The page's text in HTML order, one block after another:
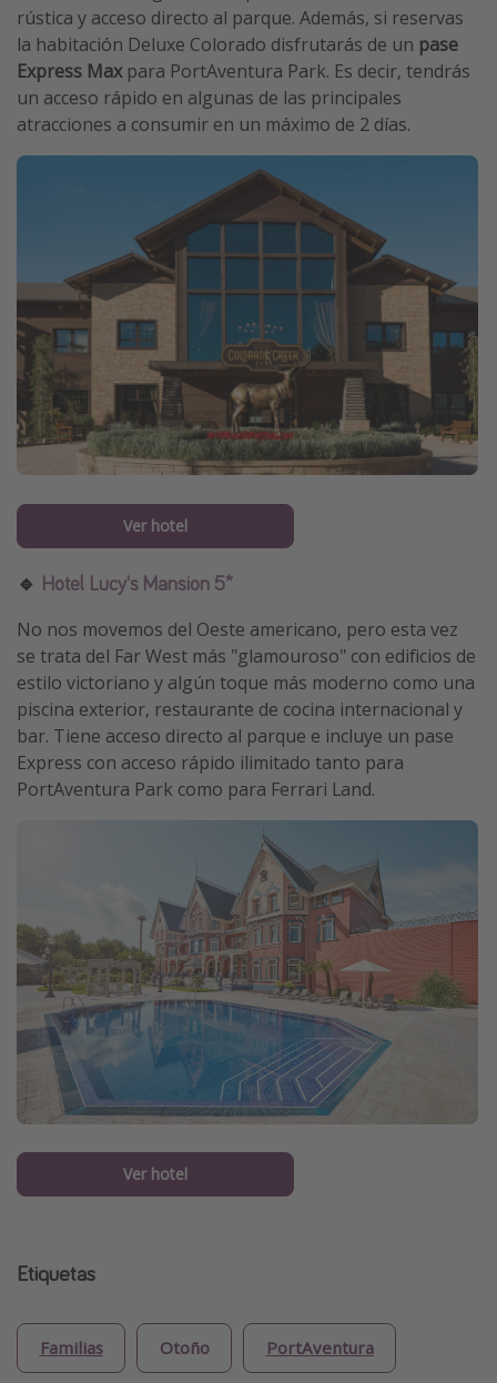
rústica y acceso directo al parque. Además, si reservas
la habitación Deluxe Colorado disfrutarás de un pase
Express Maxpara PortAventura Park. Es decir, tendrás
un acceso rápido en algunas de las principales
atracciones a consumir en un máximo de 2 días.
Ver hotel
🔹 Hotel Lucy's Mansion 5*
No nos movemos del Oeste americano, pero esta vez
se trata del Far West más "glamouroso" con edificios de
estilo victoriano y algún toque más moderno como una
piscina exterior, restaurante de cocina internacional y
bar. Tiene acceso directo al parque e incluye un pase
Express con acceso rápido ilimitado tanto para
PortAventura Park como para Ferrari Land.
Ver hotel
Etiquetas
Familias Otoño PortAventura